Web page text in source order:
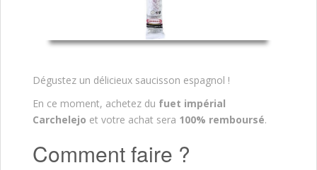
Dégustez un délicieux saucisson espagnol !
En ce moment, achetez du fuet impérial
Carchelejo et votre achat sera 100% remboursé.
Comment faire ?